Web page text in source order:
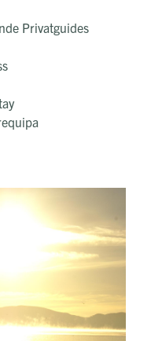
Privatguides